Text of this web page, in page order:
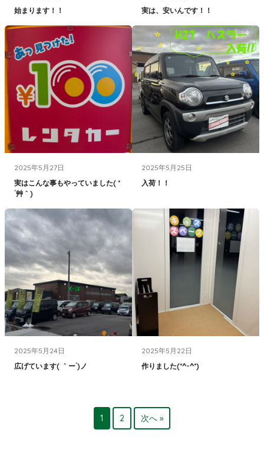
始まります！！
実は、安いんです！！
2025年5月27日
実はこんな事もやっていました( *
´艸｀)
2025年5月25日
入荷！！
2025年5月24日
広げています( ｀ー´)ノ
2025年5月22日
作りました(*^-^*)
1 2 次へ »